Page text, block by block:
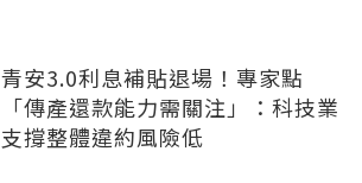
青安3.0利息補貼退場！專家點
「傳產還款能力需關注」：科技業
支撐整體違約風險低